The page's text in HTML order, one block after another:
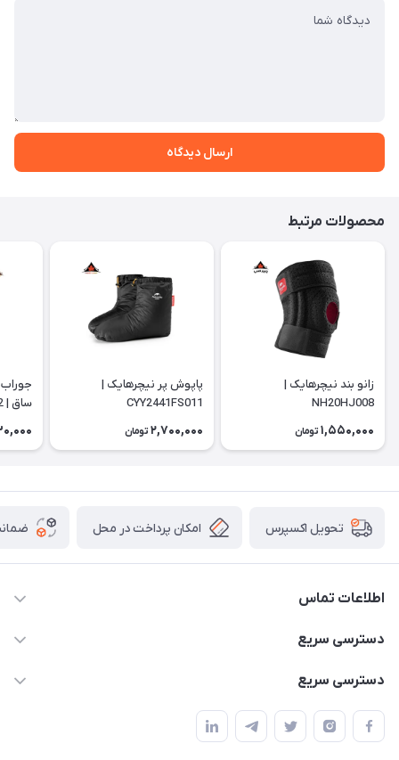
ارسال دیدگاه
محصولات مرتبط
زانو بند نیچرهایک |
NH20HJ008
1,550,000 تومان
پاپوش پر نیچرهایک |
CYY2441FS011
2,700,000 تومان
ساق | NH20FS002
تحویل اکسپرس امکان پرداخت در محل
اطلاعات تماس
02166456492 - 09121933405
حتما با هماهنگی قبلی
دسترسی سریع
خرید کیسه خواب
چادر بادی
دسترسی سریع
چادر سرخپوستی
صندلی تاشو